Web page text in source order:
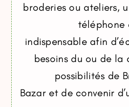
broderies ou ateliers,
téléphone
indispensable afin
besoins du ou de la
possibilités de
Bazar et de convenir